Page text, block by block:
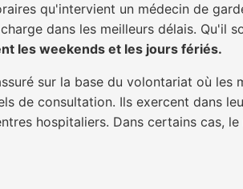
qu'intervient un médecin de
dans les meilleurs délais. Qu'il
les weekends et les jours fériés.
sur la base du volontariat où les
de consultation. Ils exercent dans
hospitaliers. Dans certains cas,